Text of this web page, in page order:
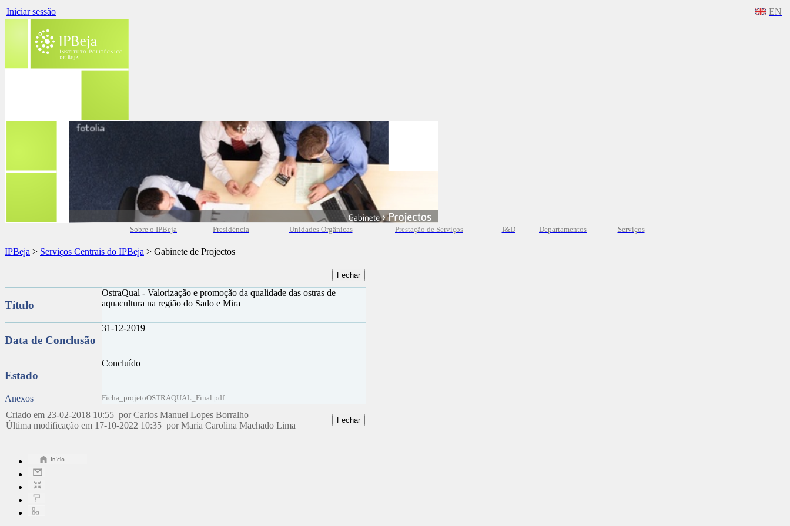
Iniciar sessão EN
Sobre o IPBeja Presidência Unidades Orgânicas Prestação de Serviços I&D Departamentos Serviços
IPBeja > Serviços Centrais do IPBeja > Gabinete de Projectos
Título
OstraQual - Valorização e promoção da qualidade das ostras de
aquacultura na região do Sado e Mira
Data de Conclusão
31-12-2019
Estado
Concluído
Anexos Ficha_projetoOSTRAQUAL_Final.pdf
Criado em 23-02-2018 10:55 por Carlos Manuel Lopes Borralho
Última modificação em 17-10-2022 10:35 por Maria Carolina Machado Lima